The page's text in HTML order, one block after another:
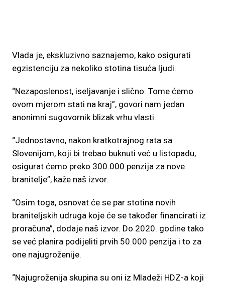
Vlada je, ekskluzivno saznajemo, kako osigurati
egzistenciju za nekoliko stotina tisuća ljudi.
“Nezaposlenost, iseljavanje i slično. Tome ćemo
ovom mjerom stati na kraj”, govori nam jedan
anonimni sugovornik blizak vrhu vlasti.
“Jednostavno, nakon kratkotrajnog rata sa
Slovenijom, koji bi trebao buknuti već u listopadu,
osigurat ćemo preko 300.000 penzija za nove
branitelje”, kaže naš izvor.
“Osim toga, osnovat će se par stotina novih
braniteljskih udruga koje će se također financirati iz
proračuna”, dodaje naš izvor. Do 2020. godine tako
se već planira podijeliti prvih 50.000 penzija i to za
one najugroženije.
“Najugroženija skupina su oni iz Mladeži HDZ-a koji